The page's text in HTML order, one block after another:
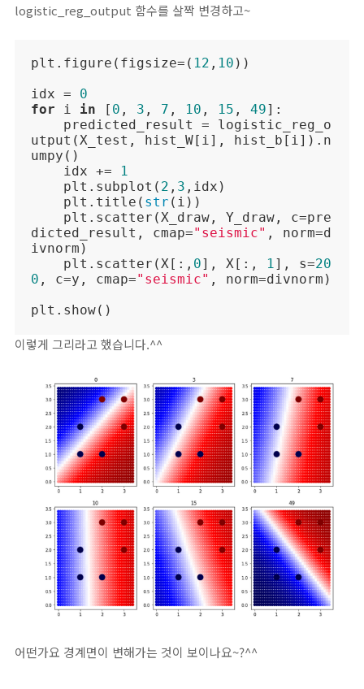
logistic_reg_output 함수를 살짝 변경하고~
plt.figure(figsize=( 12 , 10 ))
idx = 0
for i in [ 0 , 3 , 7 , 10 , 15 , 49]:
utput(X_test, hist_W[i], hist_b[i]).n
umpy()
    idx +=
1
    plt.subplot(
2 , 3 ,idx)
    plt.title(
str (i))
dicted_result, cmap="seismic" , norm=d
ivnorm)
    plt.scatter(X[:,
0], X[:, 1], s=20
0 , c=y, cmap="seismic" , norm=divnorm)
plt.show()
이렇게 그리라고 했습니다.^^
어떤가요 경계면이 변해가는 것이 보이나요~?^^